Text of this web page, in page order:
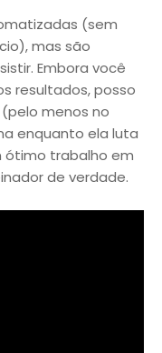
(sem
mas são
Embora você
resultados, posso
menos no
enquanto ela luta
ótimo trabalho em
de verdade.